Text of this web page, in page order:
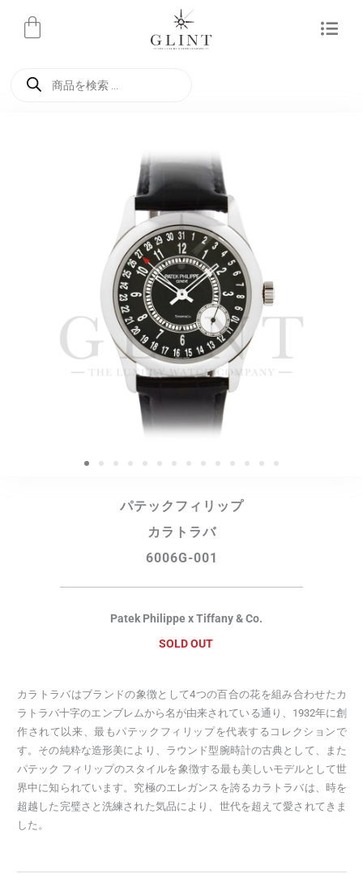
パテックフィリップ
カラトラバ
6006G-001
Patek Philippe x Tiffany & Co.
SOLD OUT
カラトラバはブランドの象徴として4つの百合の花を組み合わせたカ
ラトラバ十字のエンブレムから名が由来されている通り、1932年に創
作されて以来、最もパテックフィリップを代表するコレクションで
す。その純粋な造形美により、ラウンド型腕時計の古典として、また
パテック フィリップのスタイルを象徴する最も美しいモデルとして世
界中に知られています。究極のエレガンスを誇るカラトラバは、時を
超越した完璧さと洗練された気品により、世代を超えて愛されてきま
した。